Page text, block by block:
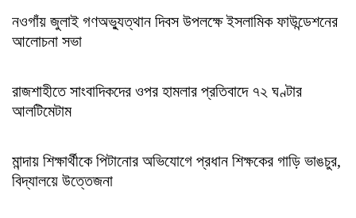
নওগাঁয় জুলাই গণঅভ্যুত্থান দিবস উপলক্ষে ইসলামিক ফাউন্ডেশনের
আলোচনা সভা
রাজশাহীতে সাংবাদিকদের ওপর হামলার প্রতিবাদে ৭২ ঘণ্টার
আলটিমেটাম
মান্দায় শিক্ষার্থীকে পিটানোর অভিযোগে প্রধান শিক্ষকের গাড়ি ভাঙচুর,
বিদ্যালয়ে উত্তেজনা